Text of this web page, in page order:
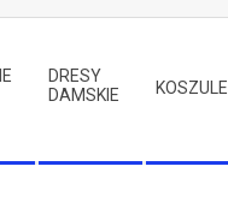
DRESY
DAMSKIE
KOSZULE